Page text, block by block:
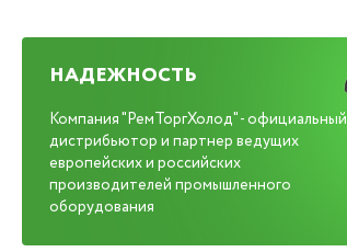
НАДЕЖНОСТЬ
Компания "РемТоргХолод" - официальный
дистрибьютор и партнер ведущих
европейских и российских
производителей промышленного
оборудования